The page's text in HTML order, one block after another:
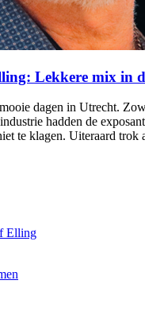
Lekkere mix in
dagen in Utrecht.
hadden de
te klagen. Uiteraard trok
Elling